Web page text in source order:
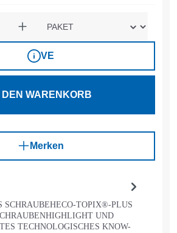
SCHRAUBEHECO-TOPIX®-PLUS
UND
TECHNOLOGISCHES KNOW-
VE
DEN WARENKORB
Merken